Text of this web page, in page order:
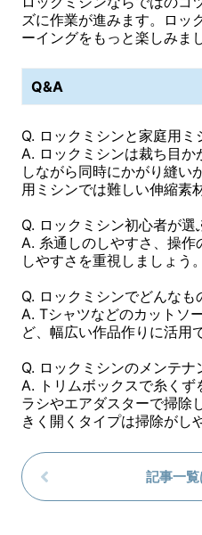
ズに作業が進みます。ロッ
ーイングをもっと楽しみま
Q&A
Q. ロックミシンと家庭用ミ
A. ロックミシンは裁ち目か
しながら同時にかがり縫い
用ミシンでは難しい伸縮素
Q. ロックミシン初心者が選
A. 糸通しのしやすさ、操
しやすさを重視しましょう。
Q. ロックミシンでどんなも
A. Tシャツなどのカットソ
ど、幅広い作品作りに活用
Q. ロックミシンのメンテナ
A. トリムボックスで糸く
ラシやエアダスターで掃除
きく開くタイプは掃除がし
記事一